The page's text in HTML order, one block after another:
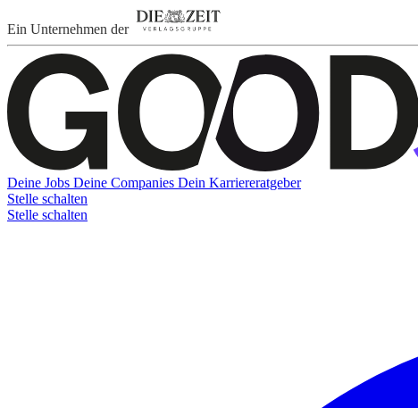
Ein Unternehmen der
Deine Jobs Deine Companies Dein Karriereratgeber
Stelle schalten
Stelle schalten